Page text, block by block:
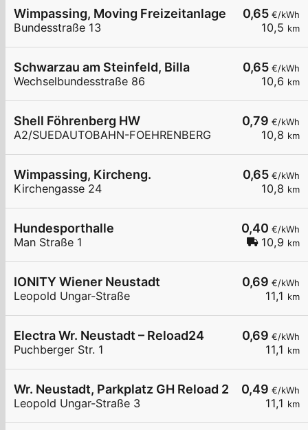
0,65 €/kWh
10,5 km
Wimpassing, Moving Freizeitanlage
Bundesstraße 13
0,65 €/kWh
10,6 km
Schwarzau am Steinfeld, Billa
Wechselbundesstraße 86
0,79 €/kWh
10,8 km
Shell Föhrenberg HW
A2/SUEDAUTOBAHN-FOEHRENBERG
0,65 €/kWh
10,8 km
Wimpassing, Kircheng.
Kirchengasse 24
0,40 €/kWh
10,9 km
Hundesporthalle
Man Straße 1
0,69 €/kWh
11,1 km
IONITY Wiener Neustadt
Leopold Ungar-Straße
0,69 €/kWh
11,1 km
Electra Wr. Neustadt – Reload24
Puchberger Str. 1
0,49 €/kWh
11,1 km
Wr. Neustadt, Parkplatz GH Reload 24
Leopold Ungar-Straße 3